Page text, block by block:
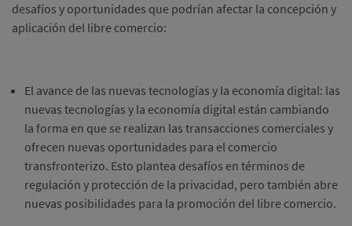
desafíos y oportunidades que podrían afectar la concepción y
aplicación del libre comercio:
El avance de las nuevas tecnologías y la economía digital: las
nuevas tecnologías y la economía digital están cambiando
la forma en que se realizan las transacciones comerciales y
ofrecen nuevas oportunidades para el comercio
transfronterizo. Esto plantea desafíos en términos de
regulación y protección de la privacidad, pero también abre
nuevas posibilidades para la promoción del libre comercio.